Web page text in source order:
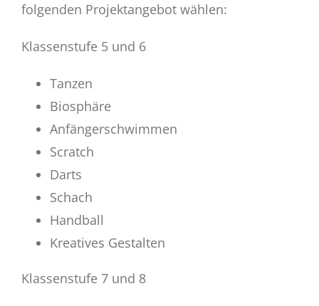
folgenden Projektangebot wählen:
Klassenstufe 5 und 6
Tanzen
Biosphäre
Anfängerschwimmen
Scratch
Darts
Schach
Handball
Kreatives Gestalten
Klassenstufe 7 und 8